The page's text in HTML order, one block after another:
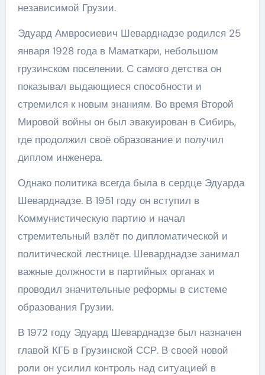
независимой Грузии.
Эдуард Амвросиевич Шеварднадзе родился 25
января 1928 года в Маматкари, небольшом
грузинском поселении. С самого детства он
показывал выдающиеся способности и
стремился к новым знаниям. Во время Второй
Мировой войны он был эвакуирован в Сибирь,
где продолжил своё образование и получил
диплом инженера.
Однако политика всегда была в сердце Эдуарда
Шеварднадзе. В 1951 году он вступил в
Коммунистическую партию и начал
стремительный взлёт по дипломатической и
политической лестнице. Шеварднадзе занимал
важные должности в партийных органах и
проводил значительные реформы в системе
образования Грузии.
В 1972 году Эдуард Шеварднадзе был назначен
главой КГБ в Грузинской ССР. В своей новой
роли он усилил контроль над ситуацией в